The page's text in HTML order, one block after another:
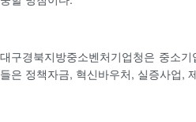
대구경북지방중소벤처기업청은 중소
들은 정책자금, 혁신바우처, 실증사업,